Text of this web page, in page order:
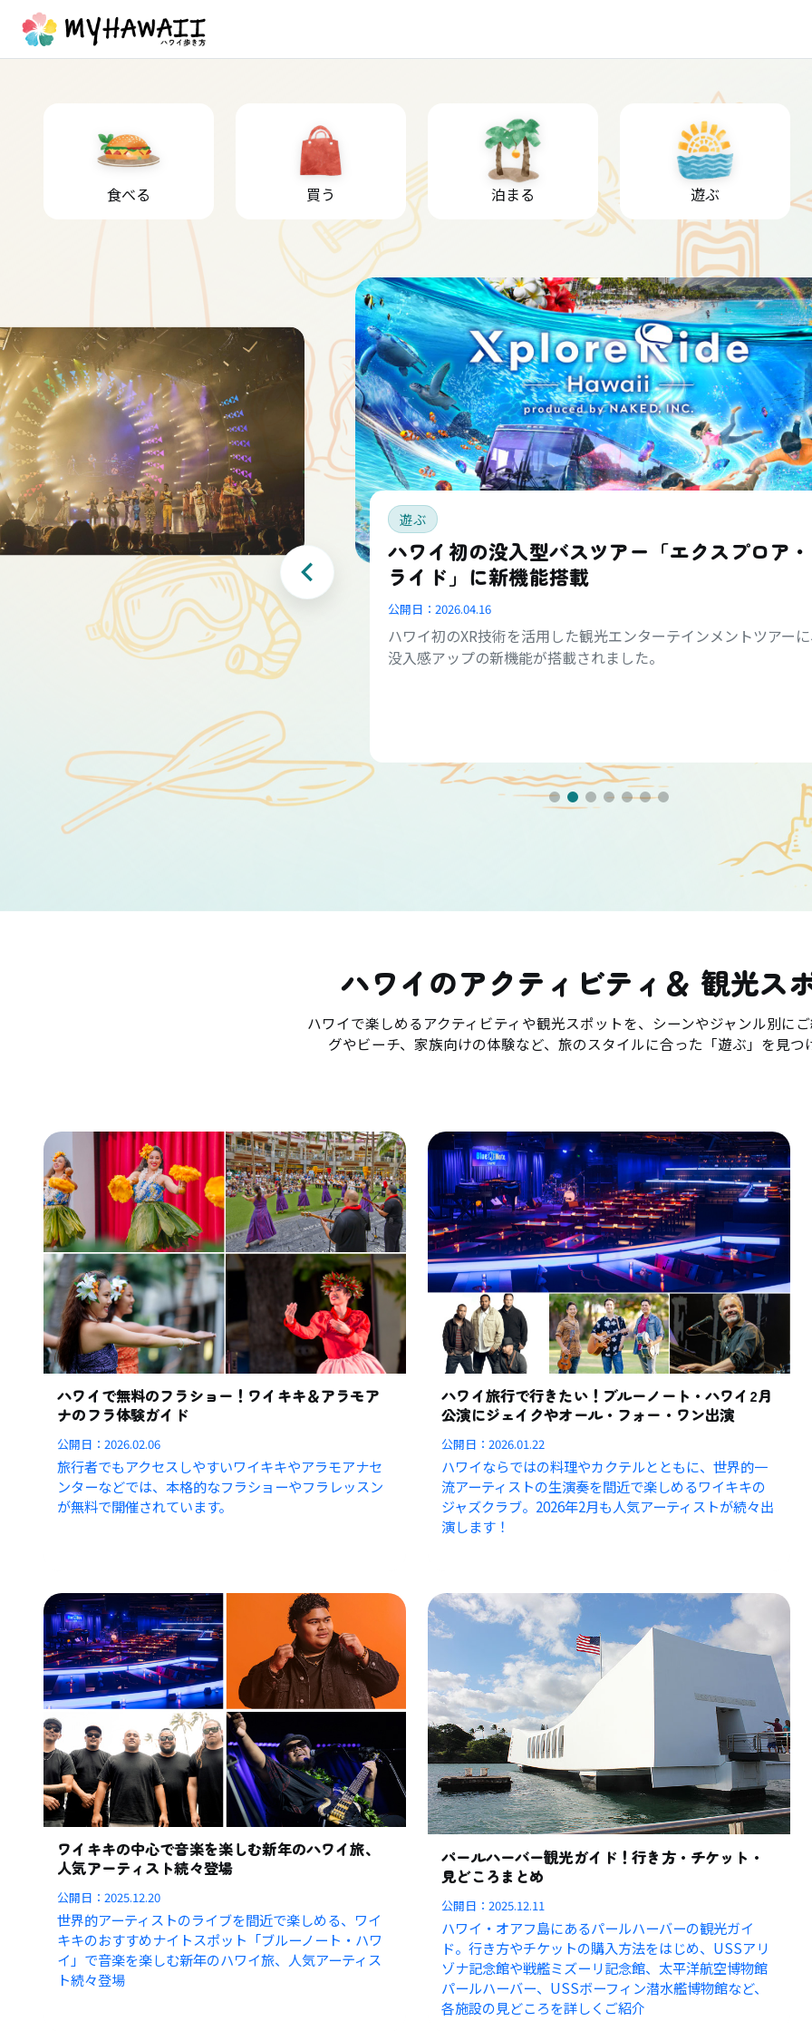
食べる 買う 泊まる 遊ぶ
遊ぶ
ハワイ初の没入型バスツアー「エクスプロア・
ライド」に新機能搭載
公開日： 2026.04.16
ハワイ初のXR技術を活用した観光エンターテインメントツアー
没入感アップの新機能が搭載されました。
ハワイのアクティビティ＆ 観光ス
ハワイで楽しめるアクティビティや観光スポットを、シーンやジャンル別に
グやビーチ、家族向けの体験など、旅のスタイルに合った「遊ぶ」を見つ
ハワイで無料のフラショー！ワイキキ＆アラモア
ナのフラ体験ガイド
公開日：2026.02.06
旅行者でもアクセスしやすいワイキキやアラモアナセ
ンターなどでは、本格的なフラショーやフラレッスン
が無料で開催されています。
ハワイ旅行で行きたい！ブルーノート・ハワイ2月
公演にジェイクやオール・フォー・ワン出演
公開日：2026.01.22
ハワイならではの料理やカクテルとともに、世界的一
流アーティストの生演奏を間近で楽しめるワイキキの
ジャズクラブ。2026年2月も人気アーティストが続々出
演します！
ワイキキの中心で音楽を楽しむ新年のハワイ旅、
人気アーティスト続々登場
公開日：2025.12.20
世界的アーティストのライブを間近で楽しめる、ワイ
キキのおすすめナイトスポット「ブルーノート・ハワ
イ」で音楽を楽しむ新年のハワイ旅、人気アーティス
ト続々登場
パールハーバー観光ガイド！行き方・チケット・
見どころまとめ
公開日：2025.12.11
ハワイ・オアフ島にあるパールハーバーの観光ガイ
ド。行き方やチケットの購入方法をはじめ、USSアリ
ゾナ記念館や戦艦ミズーリ記念館、太平洋航空博物館
パールハーバー、USSボーフィン潜水艦博物館など、
各施設の見どころを詳しくご紹介